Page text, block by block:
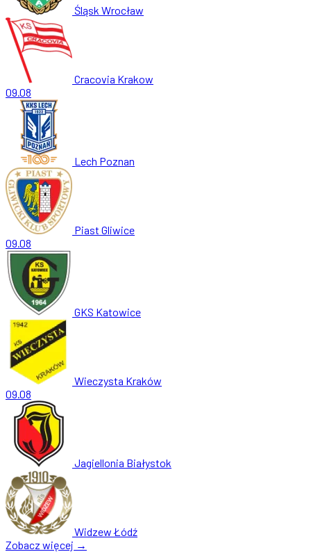
Śląsk Wrocław
Cracovia Krakow
09.08
Lech Poznan
Piast Gliwice
09.08
GKS Katowice
Wieczysta Kraków
09.08
Jagiellonia Białystok
Widzew Łódź
Zobacz więcej →